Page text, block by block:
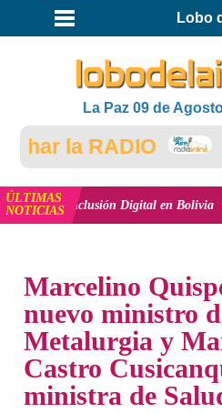
Lobo
La Paz 09 de
la RADIO
ÚLTIMAS
NOTICIAS
la inclusión Digital en Bolivia ver más
Marcelino
nuevo ministro
Metalurgia y
Castro
ministra de